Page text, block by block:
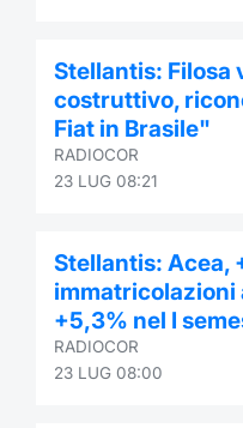
Stellantis: Filosa
costruttivo,
Fiat in Brasile"
RADIOCOR
23 LUG 08:21
Stellantis: Acea,
immatricolazioni
+5,3% nel I
RADIOCOR
23 LUG 08:00